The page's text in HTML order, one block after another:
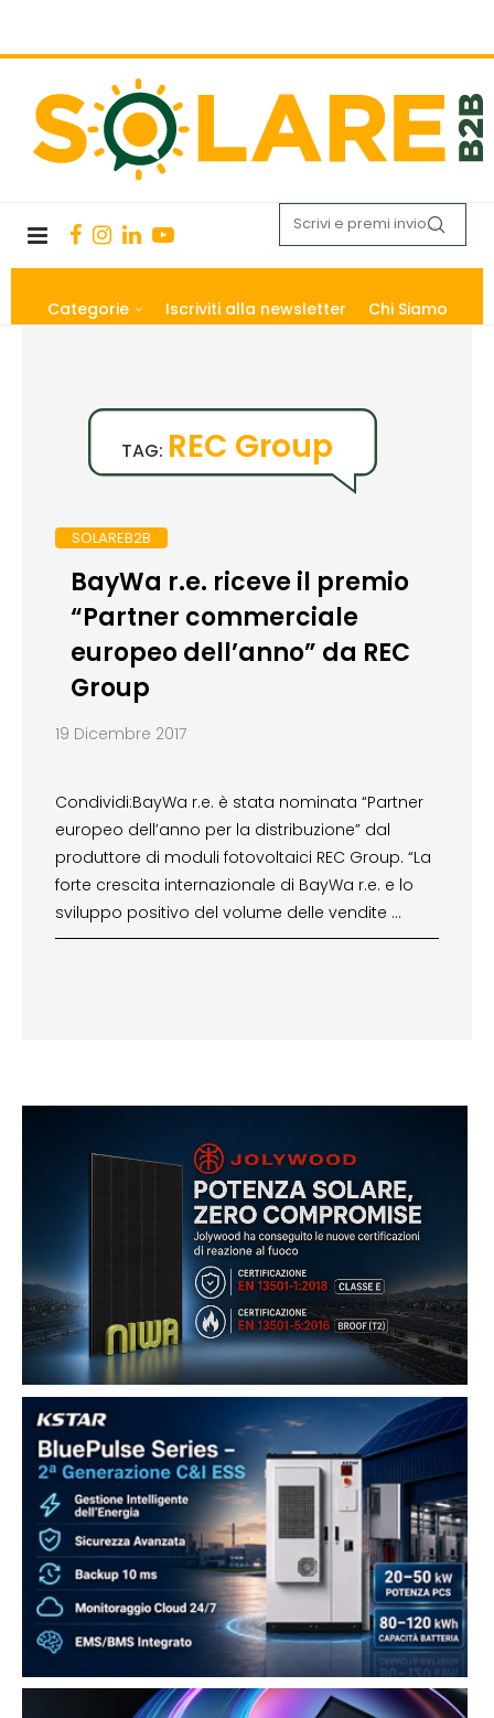
Categorie Iscriviti alla newsletter Chi Siamo
TAG: REC Group
SOLAREB2B
BayWa r.e. riceve il premio
“Partner commerciale
europeo dell’anno” da REC
Group
19 Dicembre 2017
Condividi:BayWa r.e. è stata nominata “Partner
europeo dell’anno per la distribuzione” dal
produttore di moduli fotovoltaici REC Group. “La
forte crescita internazionale di BayWa r.e. e lo
sviluppo positivo del volume delle vendite …